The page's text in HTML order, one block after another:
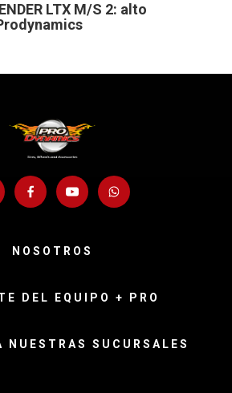
LTX M/S 2: alto
NOSOTROS
DEL EQUIPO + PRO
NUESTRAS SUCURSALES